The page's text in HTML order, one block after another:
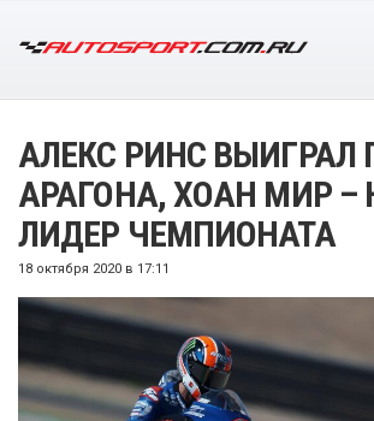
АЛЕКС РИНС ВЫИГРАЛ
АРАГОНА, ХОАН МИР –
ЛИДЕР ЧЕМПИОНАТА
18 октября 2020 в 17:11